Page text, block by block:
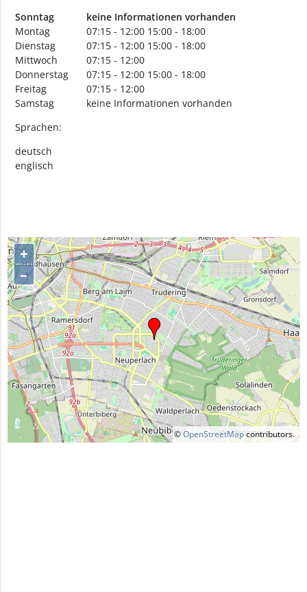
Sonntag
keine Informationen vorhanden
Montag
07:15 - 12:00 15:00 - 18:00
Dienstag
07:15 - 12:00 15:00 - 18:00
Mittwoch
07:15 - 12:00
Donnerstag
07:15 - 12:00 15:00 - 18:00
Freitag
07:15 - 12:00
Samstag
keine Informationen vorhanden
Sprachen:
deutsch
englisch
+
–
©OpenStreetMapcontributors.